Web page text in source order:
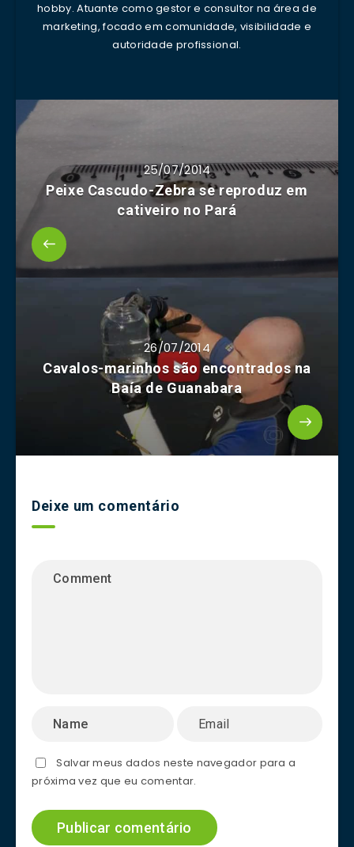
hobby. Atuante como gestor e consultor na área de
marketing, focado em comunidade, visibilidade e
autoridade profissional.
25/07/2014
Peixe Cascudo-Zebra se reproduz em
cativeiro no Pará
26/07/2014
Cavalos-marinhos são encontrados na
Baía de Guanabara
Deixe um comentário
Salvar meus dados neste navegador para a
próxima vez que eu comentar.